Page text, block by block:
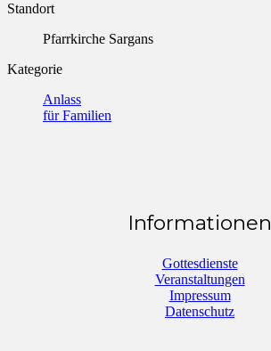
Standort
Pfarrkirche Sargans
Kategorie
Anlass
für Familien
Informationen
Gottesdienste
Veranstaltungen
Impressum
Datenschutz